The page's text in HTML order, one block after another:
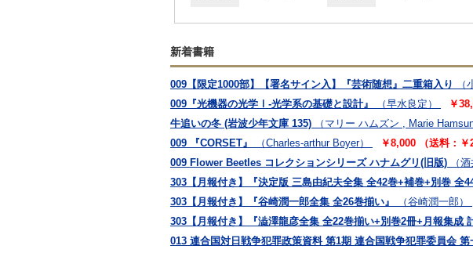
新着書籍
009【限定1000部】【署名サイン入】『芸術随想』二重箱入り （
009『光機器の光学Ⅰ-光学系の基礎と設計』
（早水良定）
￥
牛追いの冬 (岩波少年文庫 135)
（マリー ハムズン , Marie
009 『CORSET』
（Charles-arthur Boyer）
￥8,000 （送料：￥
009 Flower Beetles コレクションシリーズ ハナムグリ(旧版)
（
303【月報付き】『決定版 三島由紀夫全集 全42巻+補巻+別巻 全
303【月報付き】『谷崎潤一郎全集 全26巻揃い』
（谷崎潤一郎）
303【月報付き】『澁澤龍彦全集 全22巻揃い+別巻2冊+月報集成
013 連合国対日戦争犯罪政策資料 第1期 連合国戦争犯罪委員会 第